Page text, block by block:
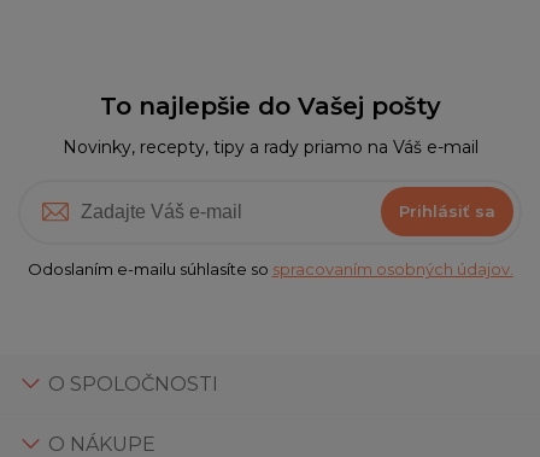
To najlepšie do Vašej pošty
Novinky, recepty, tipy a rady priamo na Váš e-mail
Prihlásiť sa
Odoslaním e-mailu súhlasíte so spracovaním osobných údajov.
O SPOLOČNOSTI
O NÁKUPE